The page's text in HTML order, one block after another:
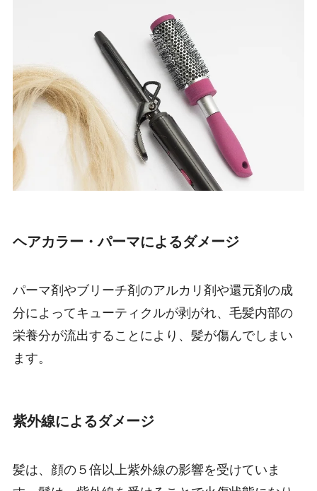
ヘアカラー・パーマによるダメージ
パーマ剤やブリーチ剤のアルカリ剤や還元剤の成
分によってキューティクルが剥がれ、毛髪内部の
栄養分が流出することにより、髪が傷んでしまい
ます。
紫外線によるダメージ
髪は、顔の５倍以上紫外線の影響を受けていま